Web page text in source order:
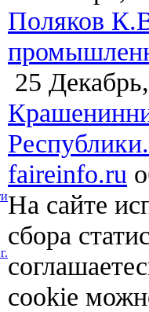
Поляков
25
faireinfo.ru
На сайте
сбора
cookie